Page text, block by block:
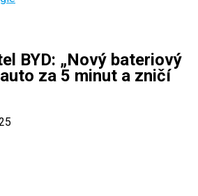
BYD: „Nový bateriový
za 5 minut a zničí